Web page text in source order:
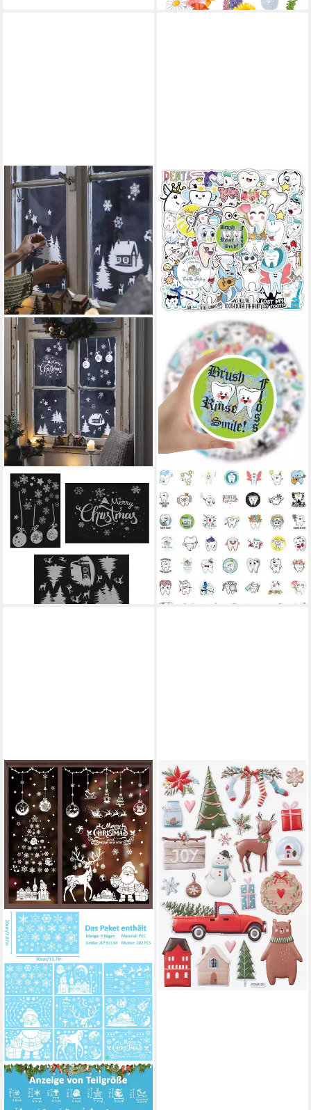
HOME-TRENDS24.DE
Fenstersticker Fenstersticker
Weihnachten Winter Kinder
Deko Fensterdeko Weiß,
Wiederverwendbar
12,99 €
(0,39 €/ 1 Stk)
lieferbar - in 6-7 Werktagen bei dir
LUXUSKOLLEKTION
Aufkleber Aufkleber 50 Stück
wasserdicht Vinyl für Laptop
Skateboard Auto
32,95 €
lieferbar - in 6-7 Werktagen bei dir
REFINED LIVING
Fenstersticker 9 Bögen
HOBBYFUN
Aufkleber Sticker Joy, 23
Stück
6,91 €
lieferbar - in 5-6 Werktagen bei dir